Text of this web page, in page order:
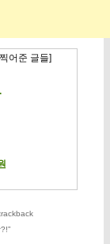
어준 글들]
”